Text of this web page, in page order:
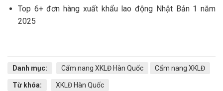
Top 6+ đơn hàng xuất khẩu lao động Nhật Bản 1 năm
2025
Danh mục: Cẩm nang XKLĐ Hàn Quốc Cẩm nang XKLĐ
Từ khóa: XKLĐ Hàn Quốc